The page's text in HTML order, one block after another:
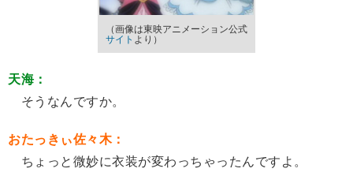
（画像は東映アニメーション公式
サイト より）
天海：
そうなんですか。
おたっきぃ佐々木：
ちょっと微妙に衣装が変わっちゃったんですよ。